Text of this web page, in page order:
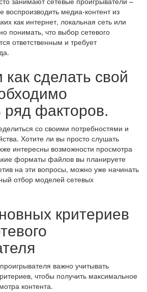
воспроизводить медиа-контент из
как интернет, локальная сеть или
понимать, что выбор сетевого
ответственным и требует
сделать свой
ряд факторов.
со своими потребностями и
Хотите ли вы просто слушать
интересны возможности просмотра
форматы файлов вы планируете
на эти вопросы, можно уже начинать
отбор моделей сетевых
критериев
важно учитывать
чтобы получить максимальное
контента.